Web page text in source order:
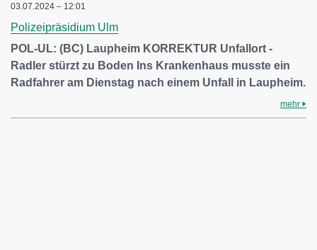
03.07.2024 – 12:01
Polizeipräsidium Ulm
POL-UL: (BC) Laupheim KORREKTUR Unfallort -
Radler stürzt zu Boden Ins Krankenhaus musste ein
Radfahrer am Dienstag nach einem Unfall in Laupheim.
mehr